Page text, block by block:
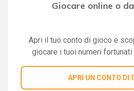
Giocare online o
Apri il tuo conto di gioco e
giocare i tuoi numeri
APRI UN CONTO DI